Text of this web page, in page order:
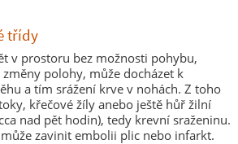
třídy
v prostoru bez možnosti pohybu,
polohy, může docházet k
a tím srážení krve v nohách. Z toho
křečové žíly anebo ještě hůř žilní
nad pět hodin), tedy krevní sraženinu.
zavinit embolii plic nebo infarkt.